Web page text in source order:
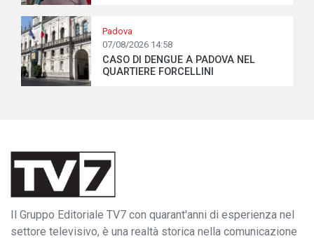
Padova
07/08/2026 14:58
CASO DI DENGUE A PADOVA NEL
QUARTIERE FORCELLINI
Il Gruppo Editoriale TV7 con quarant'anni di esperienza nel
settore televisivo, è una realtà storica nella comunicazione